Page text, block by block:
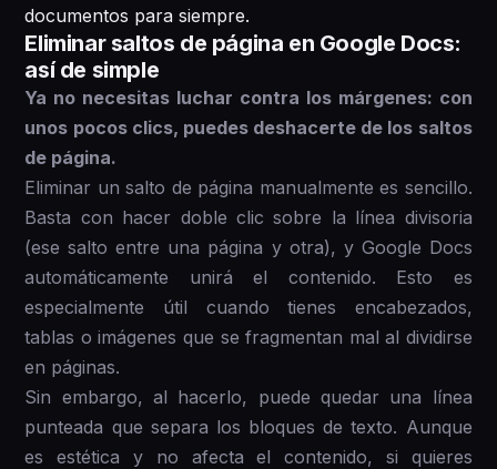
documentos para siempre.
Eliminar saltos de página en Google Docs:
así de simple
Ya no necesitas luchar contra los márgenes: con
unos pocos clics, puedes deshacerte de los saltos
de página.
Eliminar un salto de página manualmente es sencillo.
Basta con hacer doble clic sobre la línea divisoria
(ese salto entre una página y otra), y Google Docs
automáticamente unirá el contenido. Esto es
especialmente útil cuando tienes encabezados,
tablas o imágenes que se fragmentan mal al dividirse
en páginas.
Sin embargo, al hacerlo, puede quedar una línea
punteada que separa los bloques de texto. Aunque
es estética y no afecta el contenido, si quieres